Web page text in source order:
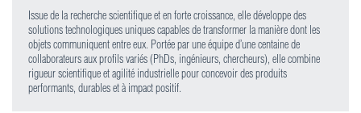
Issue de la recherche scientifique et en forte croissance, elle développe des
solutions technologiques uniques capables de transformer la manière dont les
objets communiquent entre eux. Portée par une équipe d’une centaine de
collaborateurs aux profils variés (PhDs, ingénieurs, chercheurs), elle combine
rigueur scientifique et agilité industrielle pour concevoir des produits
performants, durables et à impact positif.